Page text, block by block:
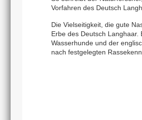
Vorfahren des Deutsch
Die Vielseitigkeit, die gute
Erbe des Deutsch
Wasserhunde und der
nach festgelegten